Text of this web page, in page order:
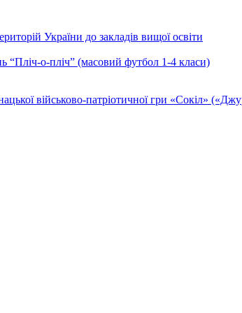
України до закладів вищої освіти
“Пліч-о-пліч” (масовий футбол 1-4 класи)
військово-патріотичної гри «Сокіл»